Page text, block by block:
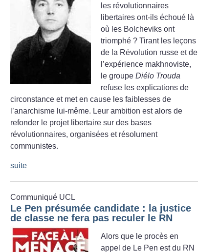
les révolutionnaires
libertaires ont-ils échoué là
où les Bolcheviks ont
triomphé ? Tirant les leçons
de la Révolution russe et de
l’expérience makhnoviste,
le groupeDiélo Trouda
refuse les explications de
circonstance et met en cause les faiblesses de
l’anarchisme lui-même. Leur ambition est alors de
refonder le projet libertaire sur des bases
révolutionnaires, organisées et résolument
communistes.
suite
Communiqué UCL
Le Pen présumée candidate : la justice
de classe ne fera pas reculer le RN
Alors que le procès en
appel de Le Pen est du RN